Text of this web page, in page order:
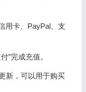
用卡、PayPal、支
”完成充值。
新，可以用于购买